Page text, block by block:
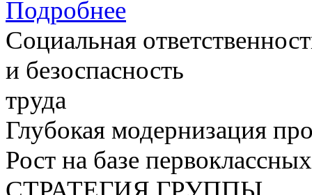
Подробнее
Социальная
и безоспасность
труда
Глубокая модернизация
Рост на базе